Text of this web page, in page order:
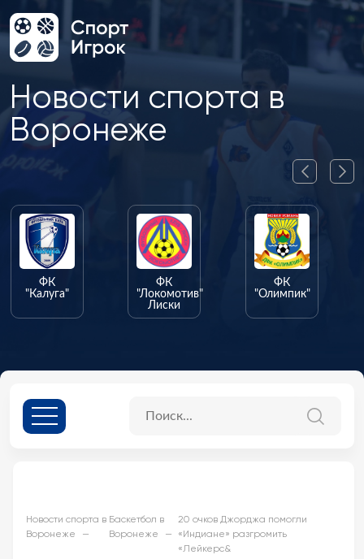
Новости спорта в
Воронеже
ФК
"Калуга"
ФК
"Локомотив"
Лиски
ФК
"Олимпик"
Новости спорта в
Воронеже
Баскетбол в
Воронеже
20 очков Джорджа помогли
«Индиане» разгромить
«Лейкерс&